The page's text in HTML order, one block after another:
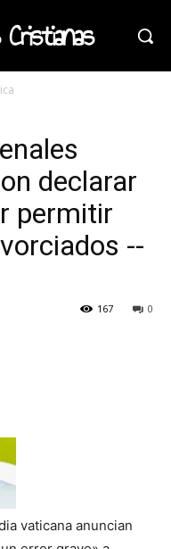
declarar
permitir
--
0
167
vaticana anuncian